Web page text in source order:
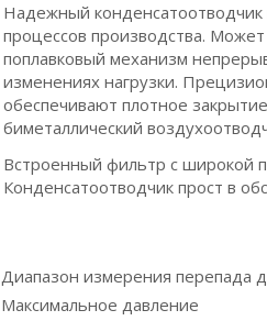
Надежный конденсатоотводчик
процессов производства.
поплавковый механизм
изменениях нагрузки.
обеспечивают плотное
биметаллический
Встроенный фильтр с широкой
Конденсатоотводчик прост в
Диапазон измерения перепада
Максимальное давление